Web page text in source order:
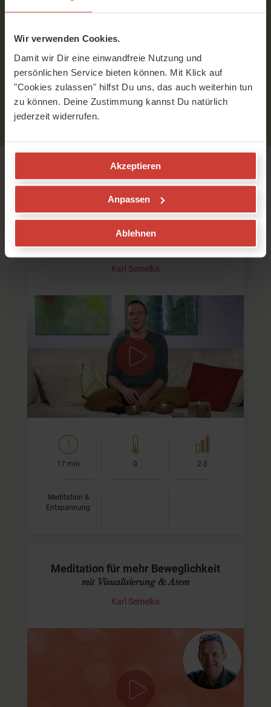
Wir verwenden Cookies.
Damit wir Dir eine einwandfreie Nutzung und
persönlichen Service bieten können. Mit Klick auf
"Cookies zulassen" hilfst Du uns, das auch weiterhin tun
zu können. Deine Zustimmung kannst Du natürlich
jederzeit widerrufen.
Akzeptieren
Anpassen
Ablehnen
Um Kommentare schreiben zu können, musst Du
eingeloggt sein.
Bitte
Empfohlene Videos
Meditation mit Klang
Kurze Version
Karl Semelka
Nutze Klang für Deine Meditation
In diesem Video führe ich durch eine Meditation, bei der
wir den Klang nutzen, um mühelos in die Stille zu gleiten.
Von diesem Video gibt es auch ein längere…
17 min 0 2-3
Meditation &
Entspannung
Meditation für mehr Beweglichkeit
mit Visualisierung & Atem
Karl Semelka
Förderung von Beweglichkeit &
In dieser geführten Meditation lade ich Dich ein, Deine
Beweglichkeit auf sanfte Weise zu stärken. Dabei geht es